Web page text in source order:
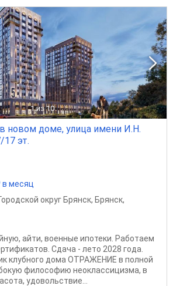
1 из 10
новом доме, улица имени И.Н.
эт.
в месяц
округ Брянск, Брянск,
айти, военные ипотеки. Работаем
Сдача - лето 2028 года.
клубного дома ОТРАЖЕНИЕ в полной
философию неоклассицизма, в
удовольствие...